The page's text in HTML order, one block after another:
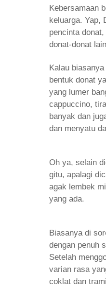
Kebersamaan
keluarga. Yap,
pencinta
donat-donat
Kalau
bentuk donat
yang lumer
cappuccino,
banyak dan
dan menyatu
Oh ya, selain
gitu, apalagi
agak lembek
yang ada.
Biasanya di
dengan penuh
Setelah
varian rasa
coklat dan